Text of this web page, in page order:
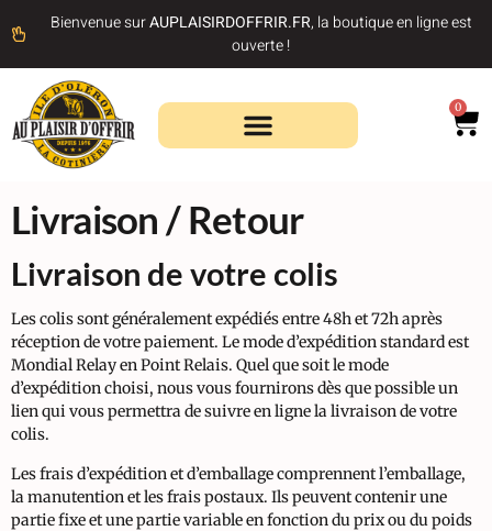
Bienvenue surAUPLAISIRDOFFRIR.FR, la boutique en ligne est
ouverte !
0
Livraison / Retour
Livraison de votre colis
Les colis sont généralement expédiés entre 48h et 72h après
réception de votre paiement. Le mode d’expédition standard est
Mondial Relay en Point Relais. Quel que soit le mode
d’expédition choisi, nous vous fournirons dès que possible un
lien qui vous permettra de suivre en ligne la livraison de votre
colis.
Les frais d’expédition et d’emballage comprennent l’emballage,
la manutention et les frais postaux. Ils peuvent contenir une
partie fixe et une partie variable en fonction du prix ou du poids